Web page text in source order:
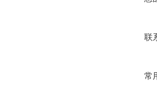
联
常